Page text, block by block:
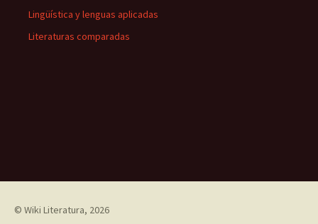
Lingüística y lenguas aplicadas
Literaturas comparadas
© Wiki Literatura, 2026